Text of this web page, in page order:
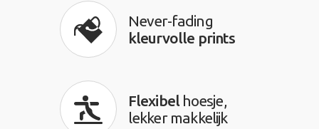
Never-fading
kleurvolle prints
Flexibel hoesje,
lekker makkelijk